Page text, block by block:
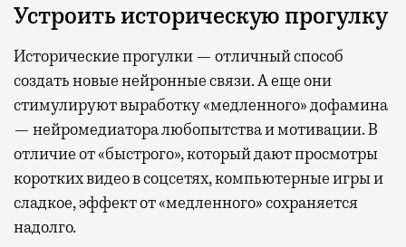
Устроить историческую прогулку
Исторические прогулки — отличный способ
создать новые нейронные связи. А еще они
стимулируют выработку «медленного» дофамина
— нейромедиатора любопытства и мотивации. В
отличие от «быстрого», который дают просмотры
коротких видео в соцсетях, компьютерные игры и
сладкое, эффект от «медленного» сохраняется
надолго.